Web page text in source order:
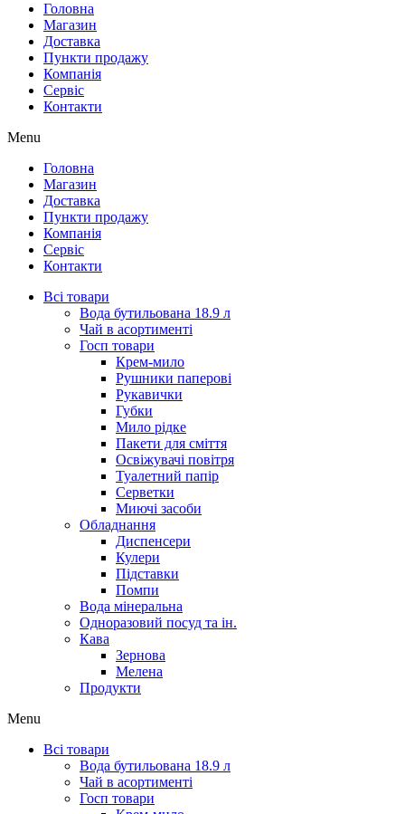
Головна
Магазин
Доставка
Пункти продажу
Компанія
Сервіс
Контакти
Menu
Головна
Магазин
Доставка
Пункти продажу
Компанія
Сервіс
Контакти
Всі товари
Вода бутильована 18.9 л
Чай в асортименті
Госп товари
Крем-мило
Рушники паперові
Рукавички
Губки
Мило рідке
Пакети для сміття
Освіжувачі повітря
Туалетний папір
Серветки
Миючі засоби
Обладнання
Диспенсери
Кулери
Підставки
Помпи
Вода мінеральна
Одноразовий посуд та ін.
Кава
Зернова
Мелена
Продукти
Menu
Всі товари
Вода бутильована 18.9 л
Чай в асортименті
Госп товари